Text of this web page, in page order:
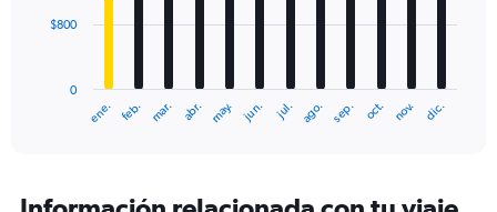
The
Range:
ene. feb. mar. abr. may. jun. jul. ago. sep. oct. nov. dic.
0
$800